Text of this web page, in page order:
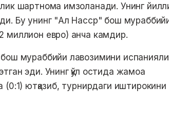
шартнома имзоланади. Унинг
Бу унинг "Ал Наcср" бош
миллион евро) анча камдир.
мураббийи лавозимини
эди. Унинг қўл остида жамоа
ютқазиб, турнирдаги иштирокини